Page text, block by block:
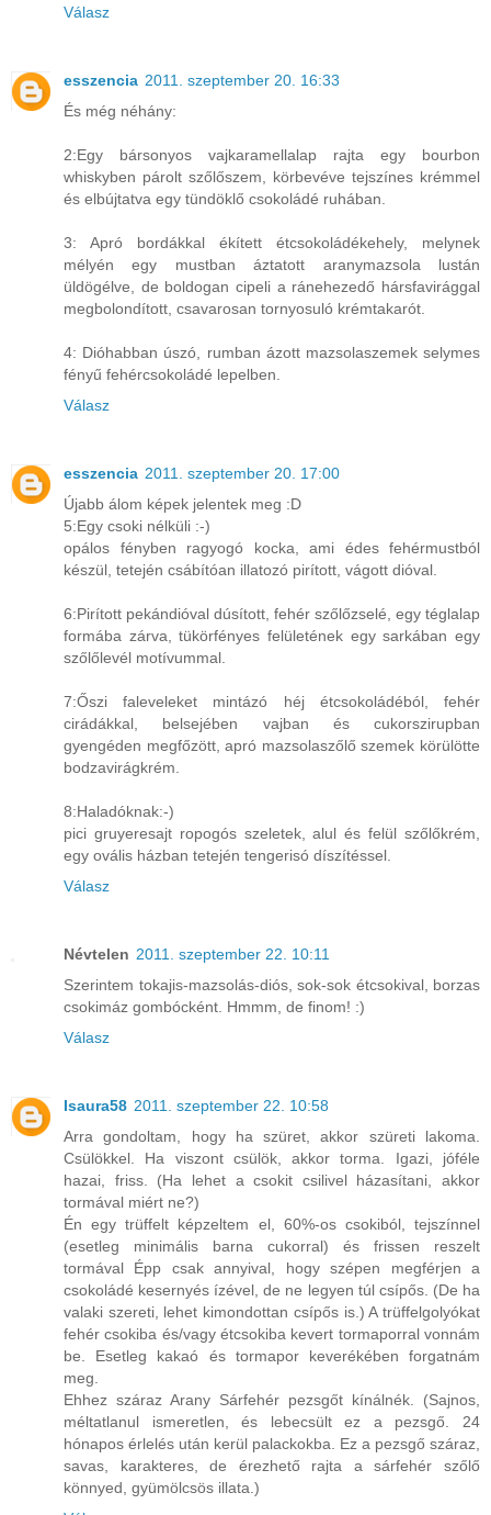
Válasz
esszencia 2011. szeptember 20. 16:33
És még néhány:
2:Egy bársonyos vajkaramellalap rajta egy bourbon
whiskyben párolt szőlőszem, körbevéve tejszínes krémmel
és elbújtatva egy tündöklő csokoládé ruhában.
3: Apró bordákkal ékített étcsokoládékehely, melynek
mélyén egy mustban áztatott aranymazsola lustán
üldögélve, de boldogan cipeli a ránehezedő hársfavirággal
megbolondított, csavarosan tornyosuló krémtakarót.
4: Dióhabban úszó, rumban ázott mazsolaszemek selymes
fényű fehércsokoládé lepelben.
Válasz
esszencia 2011. szeptember 20. 17:00
Újabb álom képek jelentek meg :D
5:Egy csoki nélküli :-)
opálos fényben ragyogó kocka, ami édes fehérmustból
készül, tetején csábítóan illatozó pirított, vágott dióval.
6:Pirított pekándióval dúsított, fehér szőlőzselé, egy téglalap
formába zárva, tükörfényes felületének egy sarkában egy
szőlőlevél motívummal.
7:Őszi faleveleket mintázó héj étcsokoládéból, fehér
cirádákkal, belsejében vajban és cukorszirupban
gyengéden megfőzött, apró mazsolaszőlő szemek körülötte
bodzavirágkrém.
8:Haladóknak:-)
pici gruyeresajt ropogós szeletek, alul és felül szőlőkrém,
egy ovális házban tetején tengerisó díszítéssel.
Válasz
Névtelen 2011. szeptember 22. 10:11
Szerintem tokajis-mazsolás-diós, sok-sok étcsokival, borzas
csokimáz gombócként. Hmmm, de finom! :)
Válasz
Isaura58 2011. szeptember 22. 10:58
Arra gondoltam, hogy ha szüret, akkor szüreti lakoma.
Csülökkel. Ha viszont csülök, akkor torma. Igazi, jóféle
hazai, friss. (Ha lehet a csokit csilivel házasítani, akkor
tormával miért ne?)
Én egy trüffelt képzeltem el, 60%-os csokiból, tejszínnel
(esetleg minimális barna cukorral) és frissen reszelt
tormával Épp csak annyival, hogy szépen megférjen a
csokoládé kesernyés ízével, de ne legyen túl csípős. (De ha
valaki szereti, lehet kimondottan csípős is.) A trüffelgolyókat
fehér csokiba és/vagy étcsokiba kevert tormaporral vonnám
be. Esetleg kakaó és tormapor keverékében forgatnám
meg.
Ehhez száraz Arany Sárfehér pezsgőt kínálnék. (Sajnos,
méltatlanul ismeretlen, és lebecsült ez a pezsgő. 24
hónapos érlelés után kerül palackokba. Ez a pezsgő száraz,
savas, karakteres, de érezhető rajta a sárfehér szőlő
könnyed, gyümölcsös illata.)